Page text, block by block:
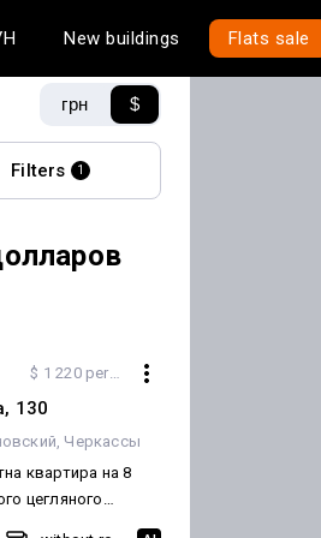
New buildings Flats sale
грн $
Filters 1
$ 1 220 per m²
130
Черкассы
квартира на 8
цегляного
130.